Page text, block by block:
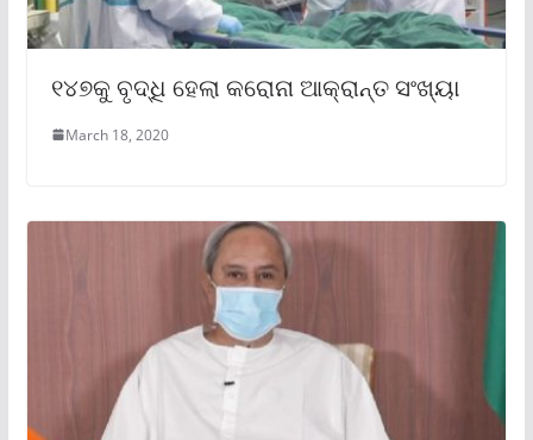
୧୪୭କୁ ବୃଦ୍ଧି ହେଲା କରୋନା ଆକ୍ରାନ୍ତ ସଂଖ୍ୟା
March 18, 2020